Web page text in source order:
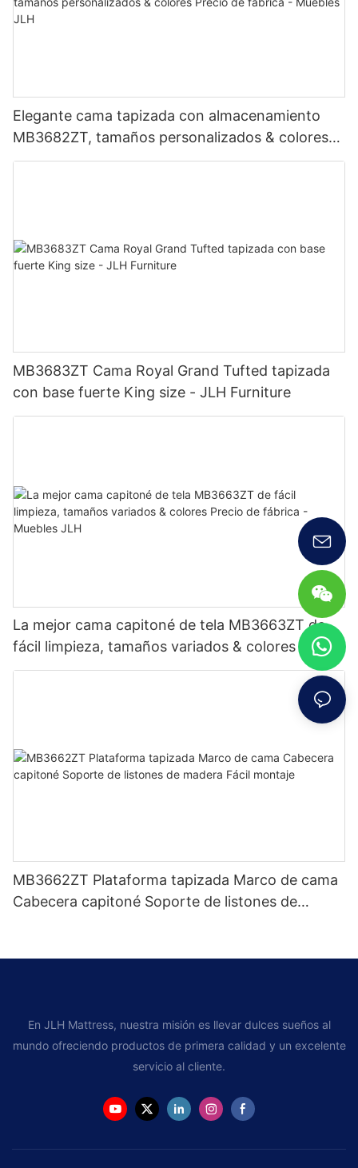
Elegante cama tapizada con almacenamiento
MB3682ZT, tamaños personalizados & colores
Precio de fábrica - Muebles JLH
MB3683ZT Cama Royal Grand Tufted tapizada
con base fuerte King size - JLH Furniture
La mejor cama capitoné de tela MB3663ZT de
fácil limpieza, tamaños variados & colores Precio
de fábrica - Muebles JLH
MB3662ZT Plataforma tapizada Marco de cama
Cabecera capitoné Soporte de listones de
En JLH Mattress, nuestra misión es llevar dulces sueños al
mundo ofreciendo productos de primera calidad y un excelente
servicio al cliente.